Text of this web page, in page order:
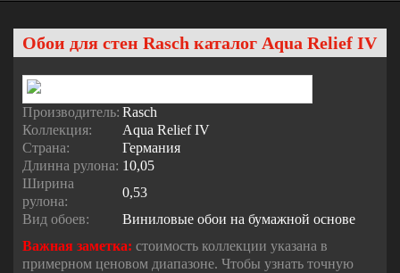
Обои для стен Rasch каталог Aqua Relief IV
Производитель: Rasch
Коллекция:
Aqua Relief IV
Страна:
Германия
Длинна рулона: 10,05
Ширина
рулона:
0,53
Вид обоев:
Виниловые обои на бумажной основе
Важная заметка: стоимость коллекции указана в
примерном ценовом диапазоне. Чтобы узнать точную